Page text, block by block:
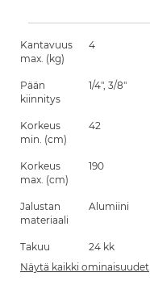
Kantavuus
max. (kg)
4
Pään
kiinnitys
1/4", 3/8"
Korkeus
min. (cm)
42
Korkeus
max. (cm)
190
Jalustan
materiaali
Alumiini
Takuu
24 kk
Näytä kaikki ominaisuudet